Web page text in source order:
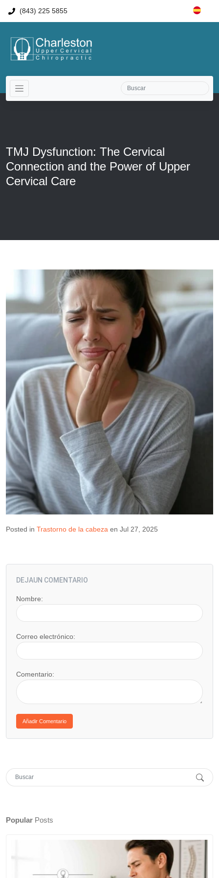
(843) 225 5855
TMJ Dysfunction: The Cervical
Connection and the Power of Upper
Cervical Care
Posted in Trastorno de la cabeza en Jul 27, 2025
DEJAUN COMENTARIO
Nombre:
Correo electrónico:
Comentario:
Popular Posts